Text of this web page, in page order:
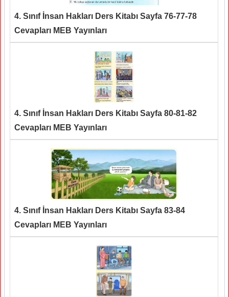
4. Sınıf İnsan Hakları Ders Kitabı Sayfa 76-77-78
Cevapları MEB Yayınları
4. Sınıf İnsan Hakları Ders Kitabı Sayfa 80-81-82
Cevapları MEB Yayınları
4. Sınıf İnsan Hakları Ders Kitabı Sayfa 83-84
Cevapları MEB Yayınları